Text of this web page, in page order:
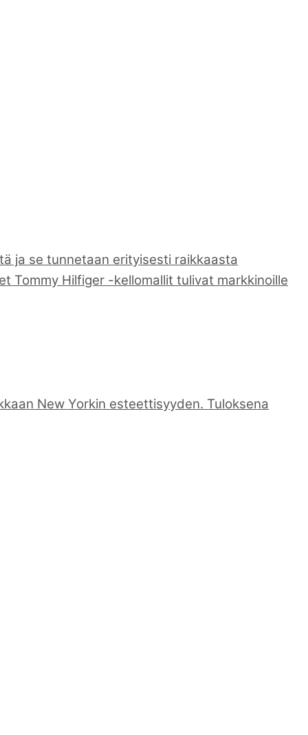
ja se tunnetaan erityisesti raikkaasta
Tommy Hilfiger -kellomallit tulivat markkinoille
New Yorkin esteettisyyden. Tuloksena